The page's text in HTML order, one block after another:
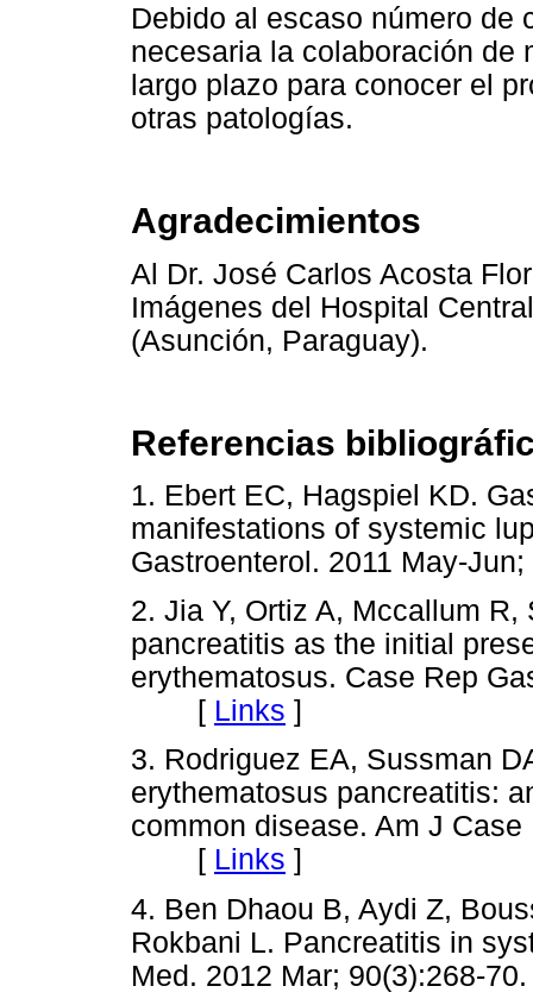
Debido al escaso número de
necesaria la colaboración de
largo plazo para conocer el
otras patologías.
Agradecimientos
Al Dr. José Carlos Acosta
Imágenes del Hospital
(Asunción, Paraguay).
Referencias
1. Ebert EC, Hagspiel KD.
manifestations of systemic
Gastroenterol. 2011 May-
2. Jia Y, Ortiz A, Mccallum
pancreatitis as the initial
erythematosus. Case Rep
[ Links ]
3. Rodriguez EA, Sussman
erythematosus pancreatitis:
common disease. Am J
[ Links ]
4. Ben Dhaou B, Aydi Z,
Rokbani L. Pancreatitis in
Med. 2012 Mar;